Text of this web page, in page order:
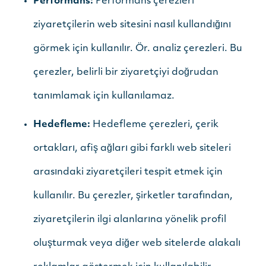
ziyaretçilerin web sitesini nasıl kullandığını
görmek için kullanılır. Ör. analiz çerezleri. Bu
çerezler, belirli bir ziyaretçiyi doğrudan
tanımlamak için kullanılamaz.
Hedefleme: Hedefleme çerezleri, çerik
ortakları, afiş ağları gibi farklı web siteleri
arasındaki ziyaretçileri tespit etmek için
kullanılır. Bu çerezler, şirketler tarafından,
ziyaretçilerin ilgi alanlarına yönelik profil
oluşturmak veya diğer web sitelerde alakalı